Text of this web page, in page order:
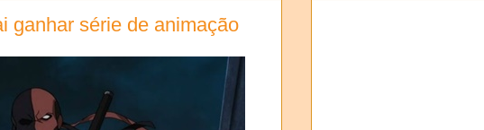
ganhar série de animação